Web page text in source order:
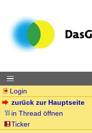
Login
zurück zur Hauptseite
in Thread öffnen
Ticker